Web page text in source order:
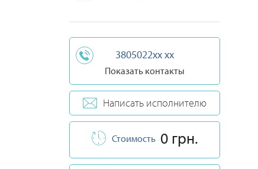
3805022xx xx
Показать контакты
Написать исполнителю
Стоимость 0 грн.